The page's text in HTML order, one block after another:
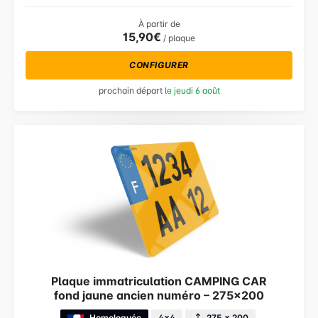
À partir de
15,90€ / plaque
CONFIGURER
prochain départ le jeudi 6 août
Plaque immatriculation CAMPING CAR
fond jaune ancien numéro – 275×200